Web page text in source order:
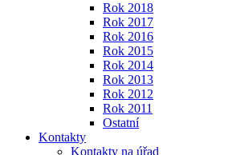
Rok 2018
Rok 2017
Rok 2016
Rok 2015
Rok 2014
Rok 2013
Rok 2012
Rok 2011
Ostatní
Kontakty
Kontakty na úřad